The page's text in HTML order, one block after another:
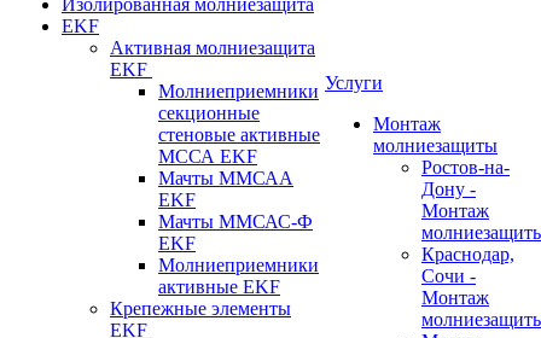
Изолированная молниезащита
EKF
Активная молниезащита
EKF
Молниеприемники
секционные
стеновые активные
МССА EKF
Мачты ММСАА
EKF
Мачты ММСАС-Ф
EKF
Молниеприемники
активные EKF
Крепежные элементы
EKF
Услуги
Монтаж
молниезащиты
Ростов-на-
Дону -
Монтаж
Краснодар,
Сочи -
Монтаж